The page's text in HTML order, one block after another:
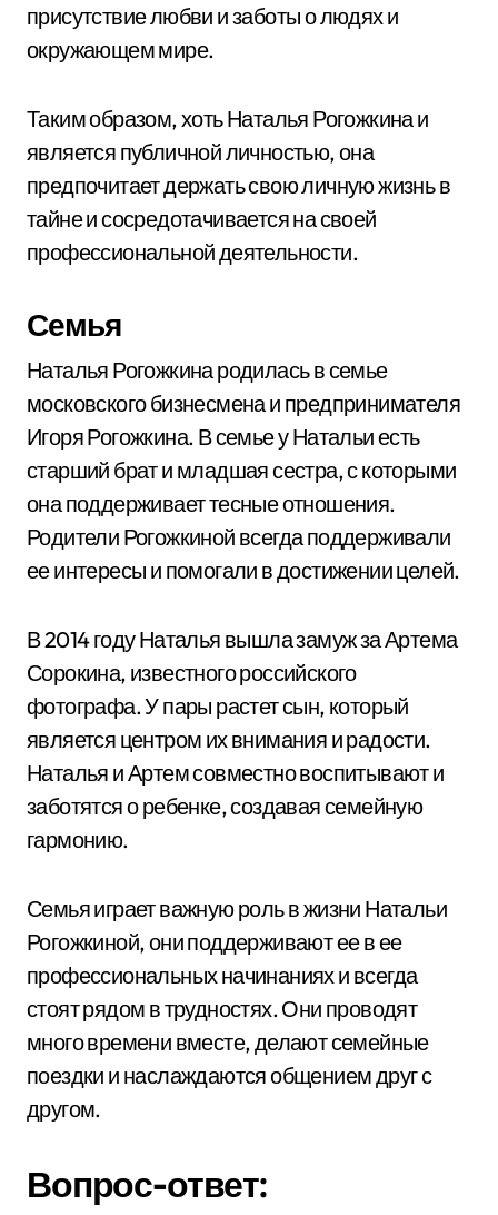
присутствие любви и заботы о людях и
окружающем мире.
Таким образом, хоть Наталья Рогожкина и
является публичной личностью, она
предпочитает держать свою личную жизнь в
тайне и сосредотачивается на своей
профессиональной деятельности.
Семья
Наталья Рогожкина родилась в семье
московского бизнесмена и предпринимателя
Игоря Рогожкина. В семье у Натальи есть
старший брат и младшая сестра, с которыми
она поддерживает тесные отношения.
Родители Рогожкиной всегда поддерживали
ее интересы и помогали в достижении целей.
В 2014 году Наталья вышла замуж за Артема
Сорокина, известного российского
фотографа. У пары растет сын, который
является центром их внимания и радости.
Наталья и Артем совместно воспитывают и
заботятся о ребенке, создавая семейную
гармонию.
Семья играет важную роль в жизни Натальи
Рогожкиной, они поддерживают ее в ее
профессиональных начинаниях и всегда
стоят рядом в трудностях. Они проводят
много времени вместе, делают семейные
поездки и наслаждаются общением друг с
другом.
Вопрос-ответ: